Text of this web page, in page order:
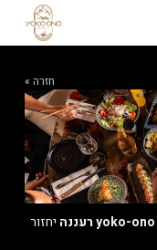
חזרה »
יחזור